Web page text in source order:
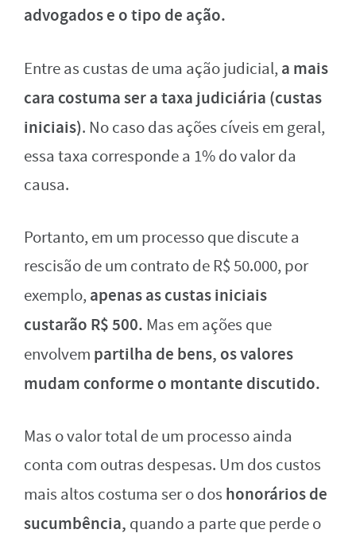
advogados e o tipo de ação.
Entre as custas de uma ação judicial, a mais
cara costuma ser a taxa judiciária (custas
iniciais). No caso das ações cíveis em geral,
essa taxa corresponde a 1% do valor da
causa.
Portanto, em um processo que discute a
rescisão de um contrato de R$ 50.000, por
exemplo, apenas as custas iniciais
custarão R$ 500. Mas em ações que
envolvem partilha de bens, os valores
mudam conforme o montante discutido.
Mas o valor total de um processo ainda
conta com outras despesas. Um dos custos
mais altos costuma ser o dos honorários de
sucumbência, quando a parte que perde o